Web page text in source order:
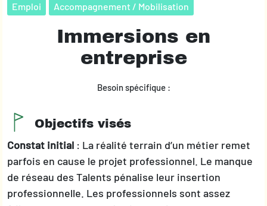
Emploi Accompagnement / Mobilisation
Immersions en
entreprise
Besoin spécifique :
Objectifs visés
Constat initial : La réalité terrain d’un métier remet
parfois en cause le projet professionnel. Le manque
de réseau des Talents pénalise leur insertion
professionnelle. Les professionnels sont assez